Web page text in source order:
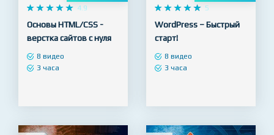
    
     4.9
Основы HTML/CSS -
верстка сайтов с нуля
Premium
  
  
WordPress – Быстрый
старт!